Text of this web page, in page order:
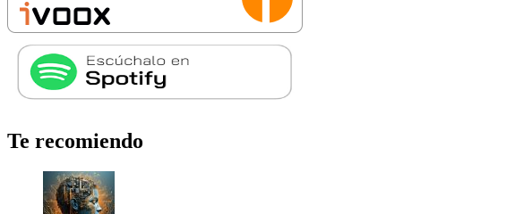
Te recomiendo